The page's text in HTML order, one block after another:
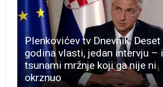
Plenkovićev tv Dnevnik: Deset
godina vlasti, jedan intervju – i
tsunami mržnje koji ga nije ni
okrznuo